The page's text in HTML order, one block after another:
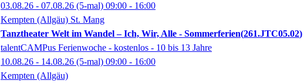
03.08.26 - 07.08.26 (5-mal) 09:00 - 16:00
Kempten (Allgäu) St. Mang
Tanztheater Welt im Wandel – Ich, Wir, Alle - Sommerferien 261.JTC05.02
talentCAMPus Ferienwoche - kostenlos - 10 bis 13 Jahre
10.08.26 - 14.08.26 (5-mal) 09:00 - 16:00
Kempten (Allgäu)